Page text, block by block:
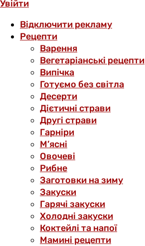
Увійти
Відключити рекламу
Рецепти
Варення
Вегетаріанські рецепти
Випічка
Готуємо без світла
Десерти
Дієтичні страви
Другі страви
Гарніри
М’ясні
Овочеві
Рибне
Заготовки на зиму
Закуски
Гарячі закуски
Холодні закуски
Коктейлі та напої
Мамині рецепти